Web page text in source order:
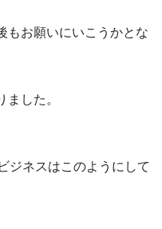
もお願いにいこうかとな
した。
ジネスはこのようにして